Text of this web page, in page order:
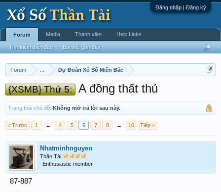
Đăng nhập | Đăng ký
Forum Dự Đoán Xổ Số Miền Bắc
{XSMB} Thứ 5: A đồng thất thủ
Trạng thái chủ đề: Không mở trả lời sau này.
< Trước 1 ← 4 5 6 7 8 → 10 Tiếp >
Nhatminhnguyen
Thần Tài
Enthusiastic member
87-887
Forum
Tìm kiếm diễn đàn Bài viết gần đây
Media Thành viên Help Links